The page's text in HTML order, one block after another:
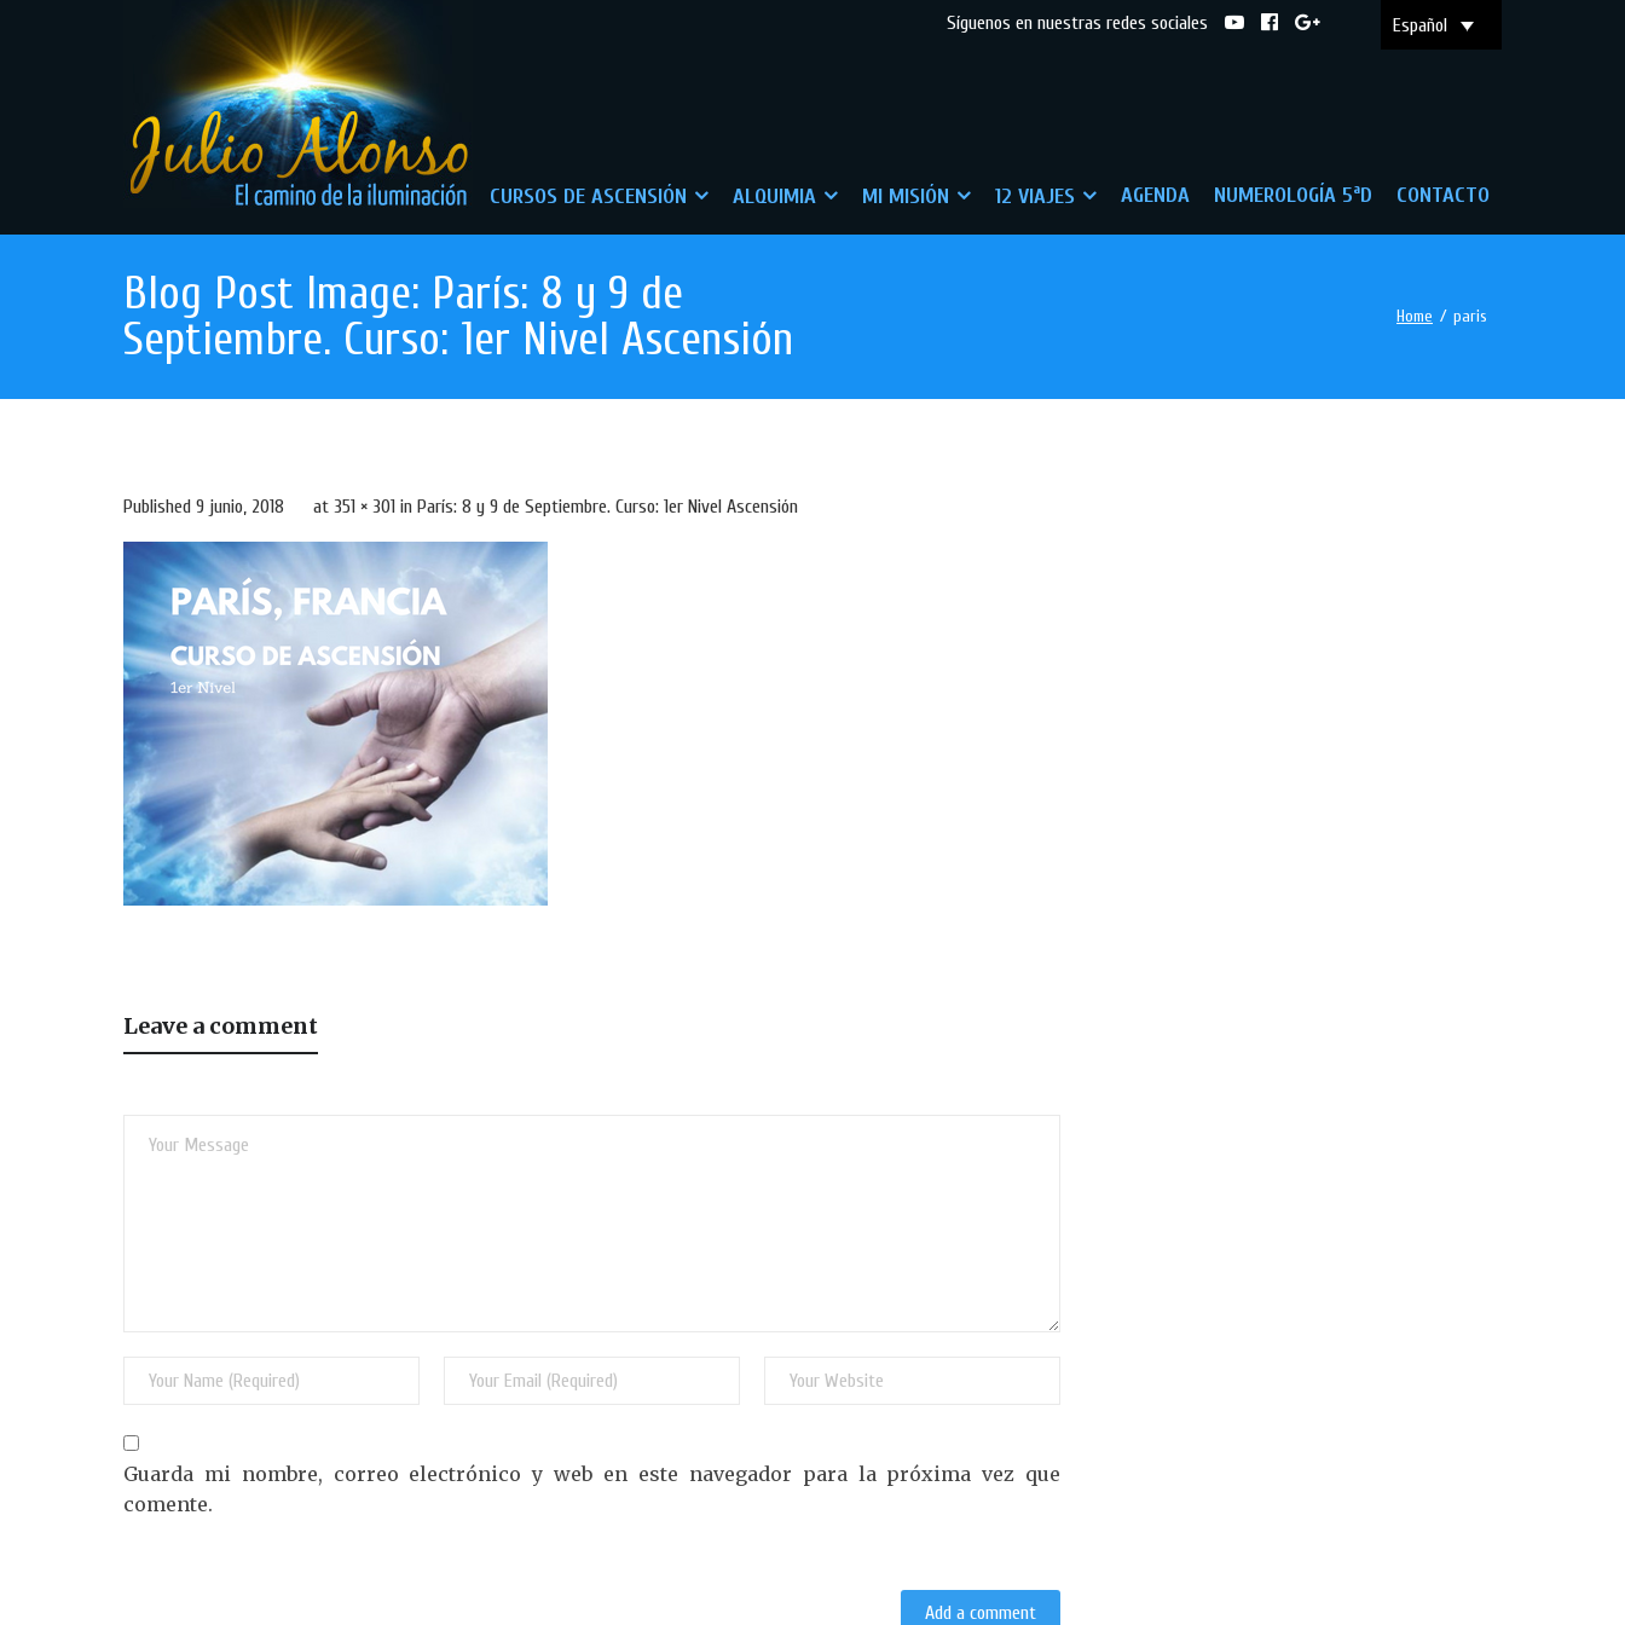
Español
Síguenos en nuestras redes sociales
CURSOS DE ASCENSIÓN ALQUIMIA MI MISIÓN 12 VIAJES AGENDA NUMEROLOGÍA 5ªD CONTACTO
Blog Post Image: París: 8 y 9 de
Septiembre. Curso: 1er Nivel Ascensión
Home / paris
Published 9 junio, 2018 at 351 × 301 in París: 8 y 9 de Septiembre. Curso: 1er Nivel Ascensión
Leave a comment
Guarda mi nombre, correo electrónico y web en este navegador para la próxima vez que
comente.